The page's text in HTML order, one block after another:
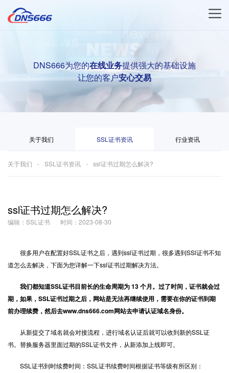
DNS666为您的在线业务提供强大的基础设施
让您的客户安心交易
关于我们 SSL证书资讯 行业资讯
关于我们 SSL证书资讯 ssl证书过期怎么解决?
ssl证书过期怎么解决?
编辑：SSL证书 时间：2023-08-30
很多用户在配置好SSL证书之后，遇到ssl证书过期，很多遇到SSl证书不知
道怎么去解决，下面为您详解一下ssl证书过期解决方法。
我们都知道SSL证书目前长的生命周期为 13 个月。过了时间，证书就会过
期，如果，SSL证书过期之后，网站是无法再继续使用，需要在你的证书到期
前办理续费，然后去www.dns666.com网站去申请认证域名身份。
从新提交了域名就会对接流程，进行域名认证后就可以收到新的SSL证
书。替换服务器里面过期的SSL证书文件，从新添加上线即可。
SSL证书到时续费时间：SSL证书续费时间根据证书等级有所区别：